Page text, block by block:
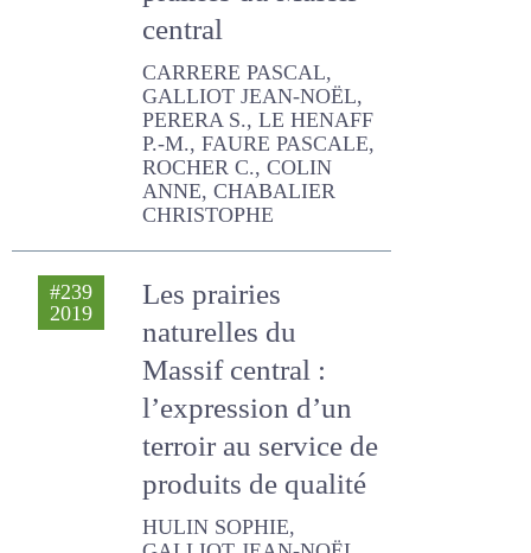
les prairies du
Massif central
CARRERE PASCAL,
GALLIOT JEAN-NOËL,
PERERA S., LE HENAFF P.-M.,
FAURE PASCALE, ROCHER
C., COLIN ANNE,
CHABALIER CHRISTOPHE
#239
2019
Les prairies
naturelles du
Massif central :
l’expression d’un
terroir au service
de produits de
qualité